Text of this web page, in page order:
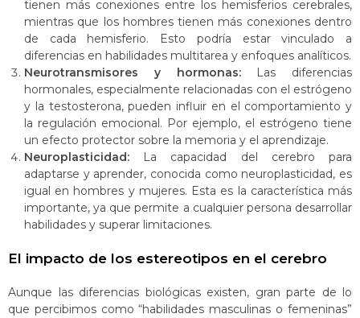
tienen más conexiones entre los hemisferios cerebrales,
mientras que los hombres tienen más conexiones dentro
de cada hemisferio. Esto podría estar vinculado a
diferencias en habilidades multitarea y enfoques analíticos​.
Neurotransmisores y hormonas:Las diferencias
hormonales, especialmente relacionadas con el estrógeno
y la testosterona, pueden influir en el comportamiento y
la regulación emocional. Por ejemplo, el estrógeno tiene
un efecto protector sobre la memoria y el aprendizaje​.
Neuroplasticidad: La capacidad del cerebro para
adaptarse y aprender, conocida como neuroplasticidad, es
igual en hombres y mujeres. Esta es la característica más
importante, ya que permite a cualquier persona desarrollar
habilidades y superar limitaciones.
El impacto de los estereotipos en el cerebro
Aunque las diferencias biológicas existen, gran parte de lo
que percibimos como “habilidades masculinas o femeninas”